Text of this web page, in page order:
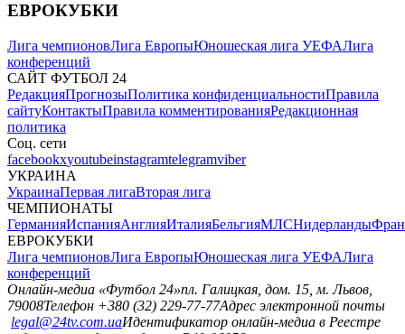
ЕВРОКУБКИ
Лига чемпионовЛига ЕвропыЮношеская лига УЕФАЛига
конференций
САЙТ ФУТБОЛ 24
РедакцияПрогнозыПолитика конфиденциальностиПравила
сайтуКонтактыПравила комментированияРедакционная
политика
Соц. сети
facebookxyoutubeinstagramtelegramviber
УКРАИНА
УкраинаПервая лигаВторая лига
ЧЕМПИОНАТЫ
ГерманияИспанияАнглияИталияБельгияМЛСНидерланды
ЕВРОКУБКИ
Лига чемпионовЛига ЕвропыЮношеская лига УЕФАЛига
конференций
Онлайн-медиа «Футбол 24»пл. Галицкая, дом. 15, м. Львов,
79008Телефон +380 (32) 229-77-77Адрес электронной почты
legal@24tv.com.uaИдентификатор онлайн-медиа в Реестре